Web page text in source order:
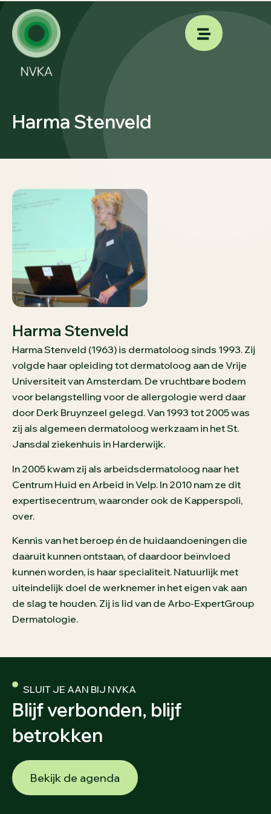
Harma Stenveld
Harma Stenveld
Harma Stenveld (1963) is dermatoloog sinds 1993. Zij
volgde haar opleiding tot dermatoloog aan de Vrije
Universiteit van Amsterdam. De vruchtbare bodem
voor belangstelling voor de allergologie werd daar
door Derk Bruynzeel gelegd. Van 1993 tot 2005 was
zij als algemeen dermatoloog werkzaam in het St.
Jansdal ziekenhuis in Harderwijk.
In 2005 kwam zij als arbeidsdermatoloog naar het
Centrum Huid en Arbeid in Velp. In 2010 nam ze dit
expertisecentrum, waaronder ook de Kapperspoli,
over.
Kennis van het beroep én de huidaandoeningen die
daaruit kunnen ontstaan, of daardoor beïnvloed
kunnen worden, is haar specialiteit. Natuurlijk met
uiteindelijk doel de werknemer in het eigen vak aan
de slag te houden. Zij is lid van de Arbo-ExpertGroup
Dermatologie.
SLUIT JE AAN BIJ NVKA
Blijf verbonden, blijf
betrokken
Bekijk de agenda